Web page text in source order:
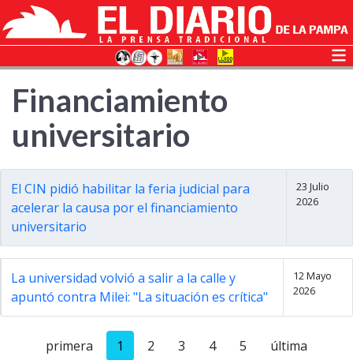
Financiamiento
universitario
El CIN pidió habilitar la feria judicial para
acelerar la causa por el financiamiento
universitario
23 Julio
2026
La universidad volvió a salir a la calle y
apuntó contra Milei: "La situación es crítica"
12 Mayo
2026
primera 1 2 3 4 5 última